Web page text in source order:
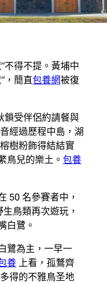
不得不提。黃埔中
，簡直包養網被復
鎖受伴侶約請餐與
經過歷程中島，湖
樹粉飾得結結實
鳥兒的樂土。 包養
50 名參賽者中，
鳥類再次遊玩，
白鷺。
鷺為主，一早一
養 上看，孤鶩齊
得的不雅鳥圣地